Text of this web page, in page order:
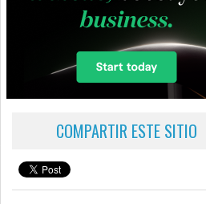
COMPARTIR ESTE SITIO